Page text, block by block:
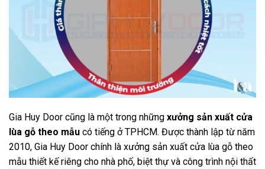
Gia Huy Door cũng là một trong những xưởng sản xuất cửa
lùa gỗ theo mẫu có tiếng ở TPHCM. Được thành lập từ năm
2010, Gia Huy Door chính là xưởng sản xuất cửa lùa gỗ theo
mẫu thiết kế riêng cho nhà phố, biệt thự và công trình nội thất